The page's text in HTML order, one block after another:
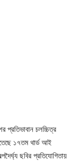
প্রতিভাবান চলচ্চিত্র
১৭তম থার্ড আই
ছবির প্রতিযোগিতায়